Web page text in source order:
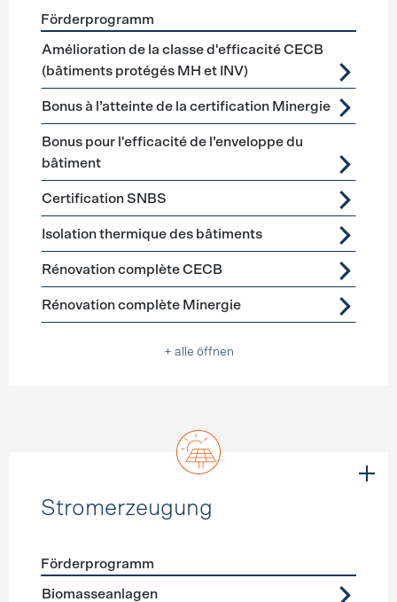
Förderprogramme Gebäudehülle Sanierung
Förderprogramm
Amélioration de la classe d'efficacité CECB
(bâtiments protégés MH et INV)
Bonus à l’atteinte de la certification Minergie
Bonus pour l'efficacité de l’enveloppe du
bâtiment
Certification SNBS
Isolation thermique des bâtiments
Rénovation complète CECB
Rénovation complète Minergie
+ alle öffnen
Stromerzeugung
Förderprogramme
Förderprogramm
Biomasseanlagen